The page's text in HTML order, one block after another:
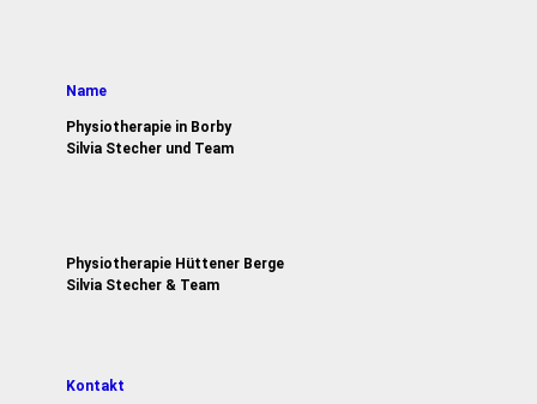
Name
Physiotherapie in Borby
Silvia Stecher und Team
Physiotherapie Hüttener Berge
Silvia Stecher & Team
Kontakt